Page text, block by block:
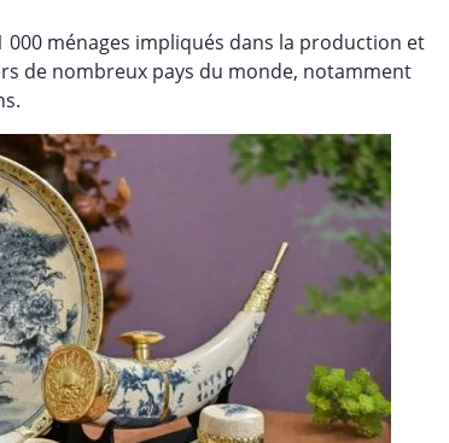
ménages impliqués dans la production et
de nombreux pays du monde, notamment